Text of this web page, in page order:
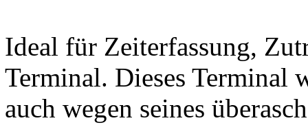
Ideal für Zeiterfassung,
Terminal. Dieses Terminal
auch wegen seines